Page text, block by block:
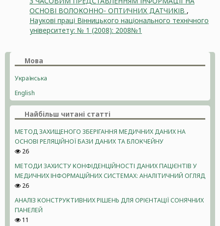
ОСНОВІ ВОЛОКОННО- ОПТИЧНИХ ДАТЧИКІВ ,
Наукові праці Вінницького національного технічного
університету: № 1 (2008): 2008№1
Мова
Українська
English
Найбільш читані статті
МЕТОД ЗАХИЩЕНОГО ЗБЕРІГАННЯ МЕДИЧНИХ ДАНИХ НА
ОСНОВІ РЕЛЯЦІЙНОЇ БАЗИ ДАНИХ ТА БЛОКЧЕЙНУ
26
МЕТОДИ ЗАХИСТУ КОНФІДЕНЦІЙНОСТІ ДАНИХ ПАЦІЄНТІВ У
МЕДИЧНИХ ІНФОРМАЦІЙНИХ СИСТЕМАХ: АНАЛІТИЧНИЙ ОГЛЯД
26
АНАЛІЗ КОНСТРУКТИВНИХ РІШЕНЬ ДЛЯ ОРІЄНТАЦІЇ СОНЯЧНИХ
ПАНЕЛЕЙ
11